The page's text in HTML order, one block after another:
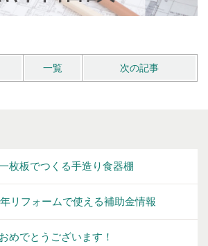
一覧 次の記事
枚板でつくる手造り食器棚
リフォームで使える補助金情報
めでとうございます！